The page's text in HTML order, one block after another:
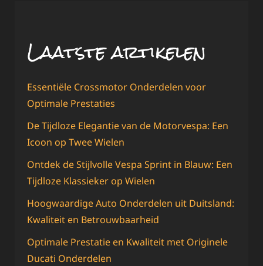
Laatste artikelen
Essentiële Crossmotor Onderdelen voor
Optimale Prestaties
De Tijdloze Elegantie van de Motorvespa: Een
Icoon op Twee Wielen
Ontdek de Stijlvolle Vespa Sprint in Blauw: Een
Tijdloze Klassieker op Wielen
Hoogwaardige Auto Onderdelen uit Duitsland:
Kwaliteit en Betrouwbaarheid
Optimale Prestatie en Kwaliteit met Originele
Ducati Onderdelen